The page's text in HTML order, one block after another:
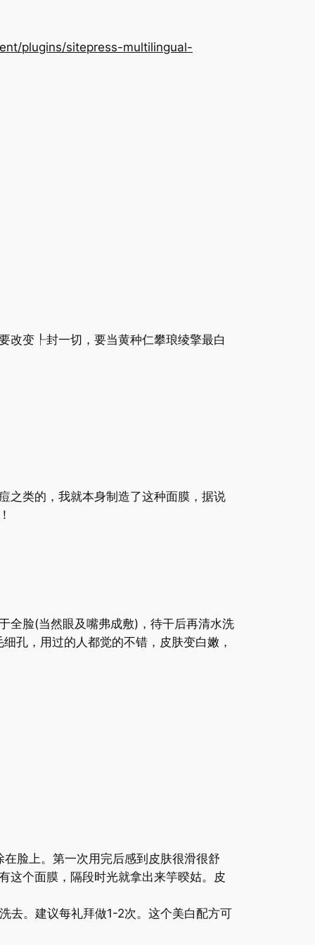
plugins/sitepress-multilingual-
改变┞封一切，要当黄种仁攀琅绫擎最白
之类的，我就本身制造了这种面膜，据说
全脸(当然眼及嘴弗成敷)，待干后再清水洗
孔，用过的人都觉的不错，皮肤变白嫩，
脸上。第一次用完后感到皮肤很滑很舒
这个面膜，隔段时光就拿出来竽暌姑。皮
去。建议每礼拜做1-2次。这个美白配方可